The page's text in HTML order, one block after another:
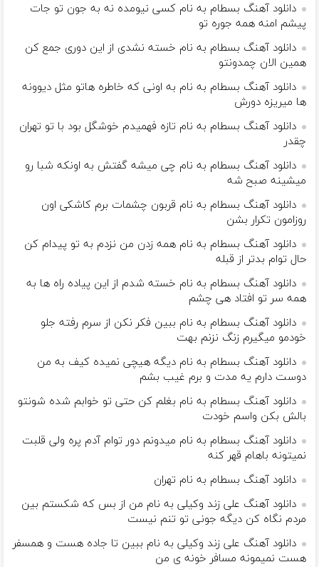
دانلود آهنگ بسطام به نام کسی نیومده نه به جون تو جات
پیشم امنه همه جوره تو
دانلود آهنگ بسطام به نام خسته نشدی از این دوری جمع کن
همین الان چمدونتو
دانلود آهنگ بسطام به نام به اونی که خاطره هاتو مثل دیوونه
ها میریزه دورش
دانلود آهنگ بسطام به نام تازه فهمیدم خوشگل بود با تو تهران
چقدر
دانلود آهنگ بسطام به نام چی میشه گفتش به اونکه شبا رو
میشینه صبح شه
دانلود آهنگ بسطام به نام قربون چشمات برم کاشکی اون
روزامون تکرار بشن
دانلود آهنگ بسطام به نام همه زدن من نزدم به تو پیدام کن
حال توام بدتر از قبله
دانلود آهنگ بسطام به نام خسته شدم از این پیاده راه ها به
همه سر تو افتاد هی چشم
دانلود آهنگ بسطام به نام ببین فکر نکن از سرم رفته جلو
خودمو میگیرم زنگ نزنم بهت
دانلود آهنگ بسطام به نام دیگه هیچی نمیده کیف به من
دوست دارم یه مدت و برم غیب بشم
دانلود آهنگ بسطام به نام بغلم کن حتی تو خوابم شده شونتو
بالش بکن واسم خودت
دانلود آهنگ بسطام به نام میدونم دور توام آدم پره ولی قلبت
نمیتونه باهام قهر کنه
دانلود آهنگ بسطام به نام تهران
دانلود آهنگ علی زند وکیلی به نام من از بس كه شكستم بین
مردم نگاه كن دیگه جونى تو تنم نیست
دانلود آهنگ علی زند وکیلی به نام ببین تا جاده هست و همسفر
هست نمیمونه مسافر خونه ی من